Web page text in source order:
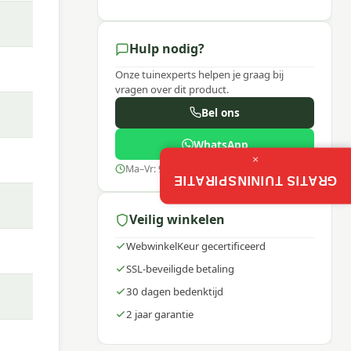
Hulp nodig?
Onze tuinexperts helpen je graag bij
vragen over dit product.
Bel ons
WhatsApp
Ma–Vr: 9:00–17:30
Veilig winkelen
WebwinkelKeur gecertificeerd
SSL-beveiligde betaling
30 dagen bedenktijd
2 jaar garantie
GRATIS TUININSPIRATIE
×